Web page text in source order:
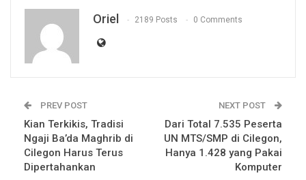
Oriel 2189 Posts 0 Comments
PREV POST
Kian Terkikis, Tradisi
Ngaji Ba’da Maghrib di
Cilegon Harus Terus
Dipertahankan
NEXT POST
Dari Total 7.535 Peserta
UN MTS/SMP di Cilegon,
Hanya 1.428 yang Pakai
Komputer